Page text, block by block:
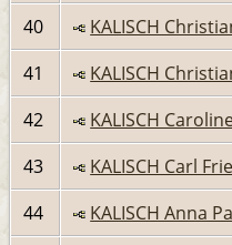
40
KALISCH
41
KALISCH
42
KALISCH
43
KALISCH Carl
44
KALISCH Anna